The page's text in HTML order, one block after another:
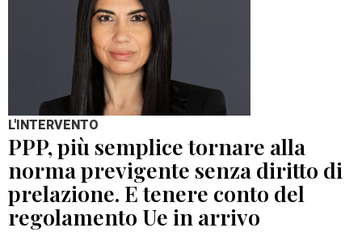
L'INTERVENTO
PPP, più semplice tornare alla
norma previgente senza diritto di
prelazione. E tenere conto del
regolamento Ue in arrivo